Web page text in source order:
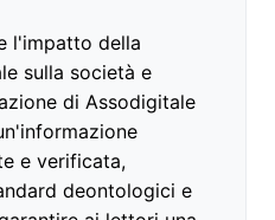
l'impatto della
sulla società e
di Assodigitale
e verificata,
deontologici e